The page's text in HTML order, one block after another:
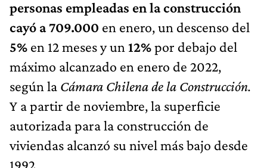
personas empleadas en la construcción
cayó a 709.000 en enero, un descenso del
5% en 12 meses y un 12%por debajo del
máximo alcanzado en enero de 2022,
según la Cámara Chilena de la Construcción.
Y a partir de noviembre, la superficie
autorizada para la construcción de
viviendas alcanzó su nivel más bajo desde
1992.